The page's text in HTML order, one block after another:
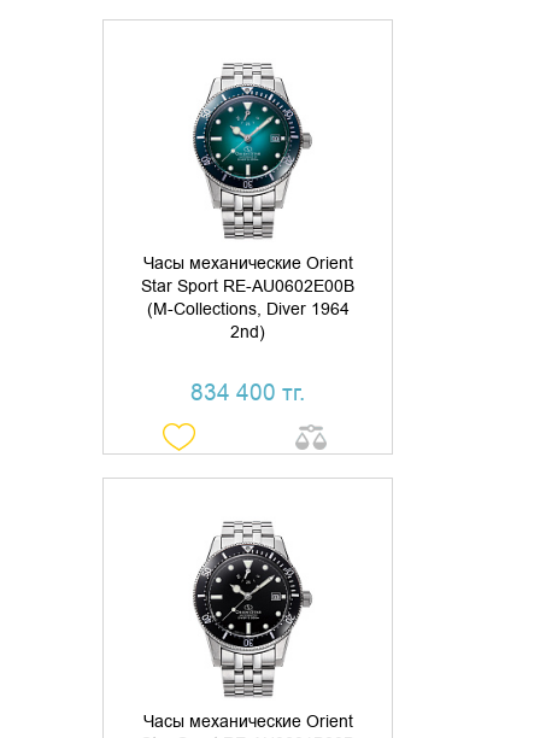
Часы механические Orient
Star Sport RE-AU0602E00B
(M-Collections, Diver 1964
2nd)
834 400 тг.
ДОБАВИТЬ В КОРЗИНУ
КУПИТЬ В 1 КЛИК
Часы механические Orient
ДОБАВИТЬ В КОРЗИНУ
КУПИТЬ В 1 КЛИК